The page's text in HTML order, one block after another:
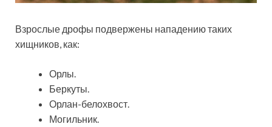
Взрослые дрофы подвержены нападению таких
хищников, как:
Орлы.
Беркуты.
Орлан-белохвост.
Могильник.